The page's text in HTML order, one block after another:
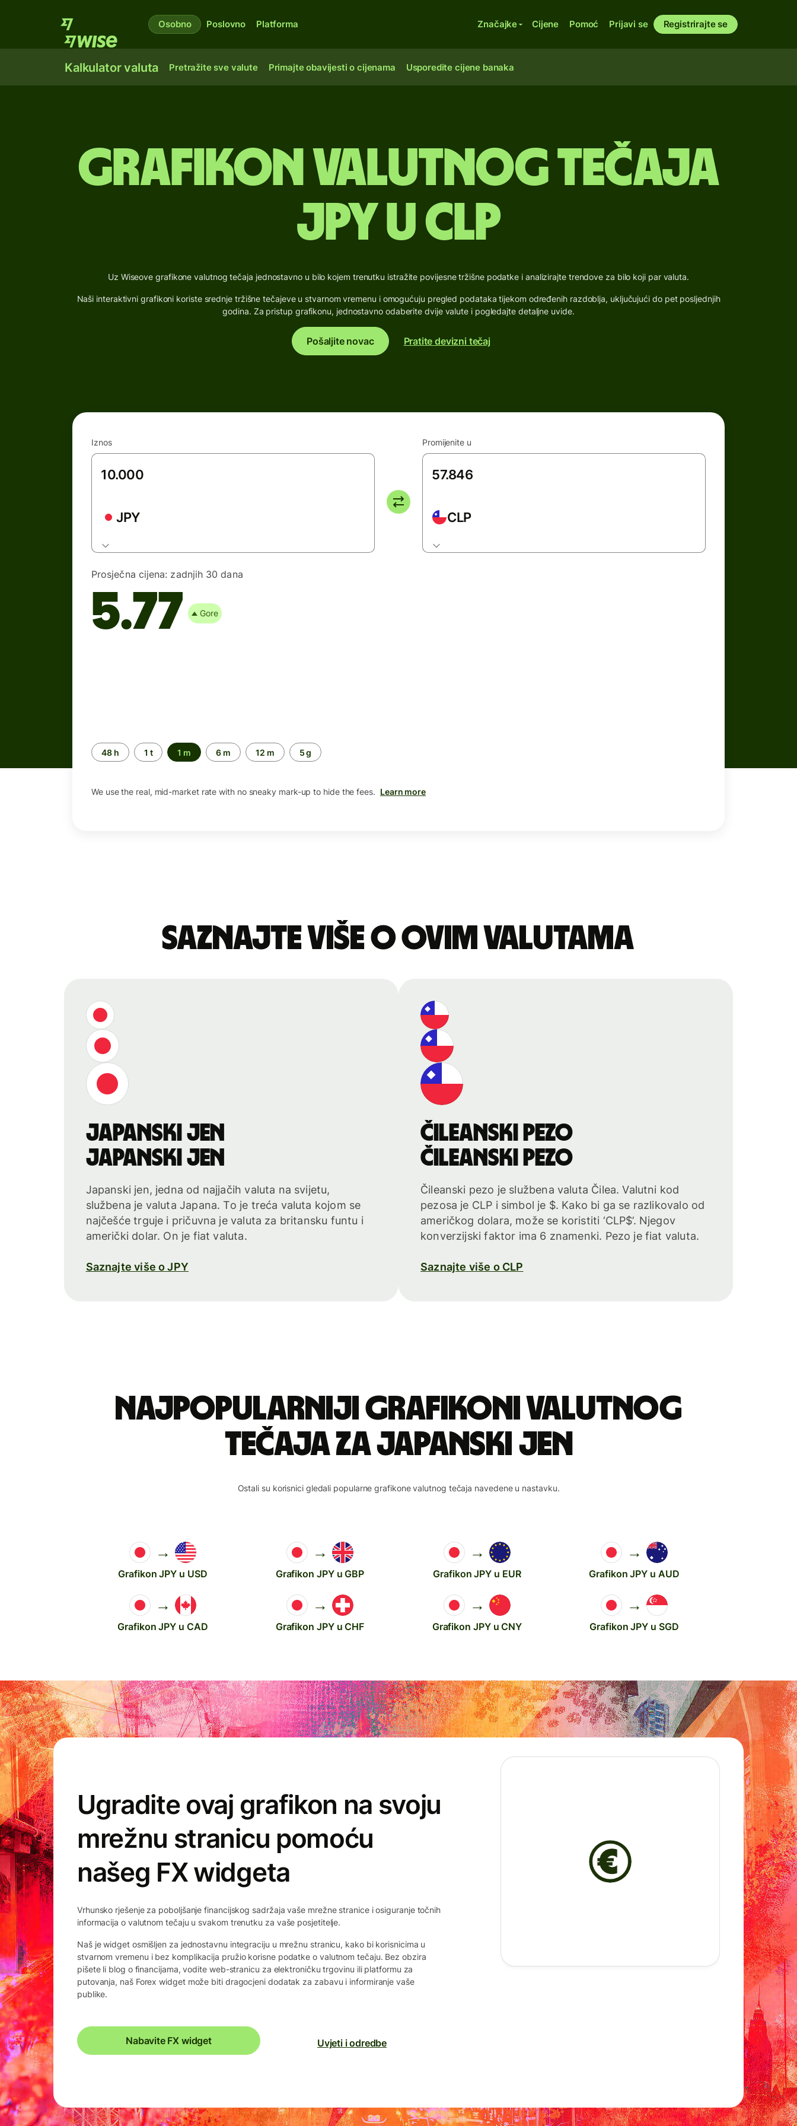
Osobno Poslovno Platforma Značajke Cijene Pomoć Prijavi se Registrirajte se
Kalkulator valuta Pretražite sve valute Primajte obavijesti o cijenama Usporedite cijene banaka
Grafikon valutnog tečaja
JPY u CLP
Uz Wiseove grafikone valutnog tečaja jednostavno u bilo kojem trenutku istražite povijesne tržišne podatke i analizirajte trendove za bilo koji par valuta.
Naši interaktivni grafikoni koriste srednje tržišne tečajeve u stvarnom vremenu i omogućuju pregled podataka tijekom određenih razdoblja, uključujući do pet posljednjih
godina. Za pristup grafikonu, jednostavno odaberite dvije valute i pogledajte detaljne uvide.
Pošaljite novac Pratite devizni tečaj
Iznos
JPY
Promijenite u
CLP
Prosječna cijena: zadnjih 30 dana
5.77 Gore
Time
period
48 h 1 t 1 m 6 m 12 m 5 g
We use the real, mid-market rate with no sneaky mark-up to hide the fees. Learn more
Saznajte više o ovim valutama
japanski jen
japanski jen
Japanski jen, jedna od najjačih valuta na svijetu,
službena je valuta Japana. To je treća valuta kojom se
najčešće trguje i pričuvna je valuta za britansku funtu i
američki dolar. On je fiat valuta.
Saznajte više o JPY
čileanski pezo
čileanski pezo
Čileanski pezo je službena valuta Čilea. Valutni kod
pezosa je CLP i simbol je $. Kako bi ga se razlikovalo od
američkog dolara, može se koristiti ‘CLP$’. Njegov
konverzijski faktor ima 6 znamenki. Pezo je fiat valuta.
Saznajte više o CLP
Najpopularniji grafikoni valutnog
tečaja za japanski jen
Ostali su korisnici gledali popularne grafikone valutnog tečaja navedene u nastavku.
→
Grafikon JPY u USD
→
Grafikon JPY u GBP
→
Grafikon JPY u EUR
→
Grafikon JPY u AUD
→
Grafikon JPY u CAD
→
Grafikon JPY u CHF
→
Grafikon JPY u CNY
→
Grafikon JPY u SGD
Ugradite ovaj grafikon na svoju
mrežnu stranicu pomoću
našeg FX widgeta
Vrhunsko rješenje za poboljšanje financijskog sadržaja vaše mrežne stranice i osiguranje točnih
informacija o valutnom tečaju u svakom trenutku za vaše posjetitelje.
Naš je widget osmišljen za jednostavnu integraciju u mrežnu stranicu, kako bi korisnicima u
stvarnom vremenu i bez komplikacija pružio korisne podatke o valutnom tečaju. Bez obzira
pišete li blog o financijama, vodite web-stranicu za elektroničku trgovinu ili platformu za
putovanja, naš Forex widget može biti dragocjeni dodatak za zabavu i informiranje vaše
publike.
Nabavite FX widget Uvjeti i odredbe